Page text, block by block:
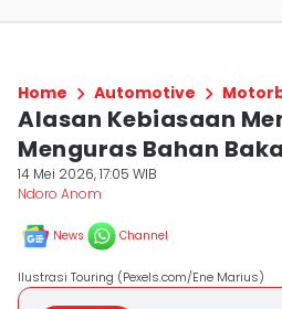
Home Automotive
Alasan Kebiasaan
Menguras Bahan
14 Mei 2026, 17:05 WIB
Ndoro Anom
News Channel
Ilustrasi Touring (Pexels.com/Ene Marius)